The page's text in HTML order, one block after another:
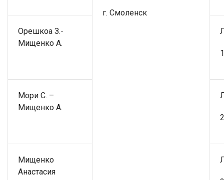
г. Смоленск
Орешкоа З.-
Мищенко А.
Мори С. –
Мищенко А.
Мищенко
Анастасия